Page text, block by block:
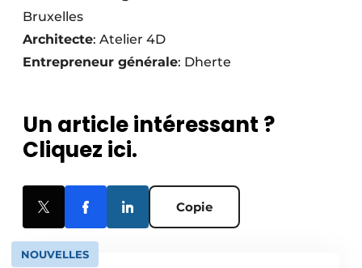
Bruxelles
Architecte: Atelier 4D
Entrepreneur générale: Dherte
Un article intéressant ?
Cliquez ici.
Copie
NOUVELLES